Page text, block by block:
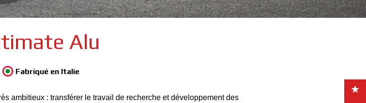
Alu
Fabriqué en Italie
ambitieux : transférer le travail de recherche et développement des